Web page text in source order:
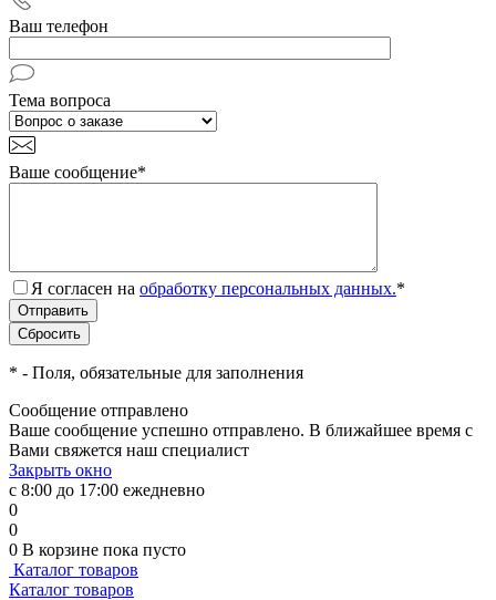
Ваш телефон
Тема вопроса
Ваше сообщение*
Я согласен на обработку персональных данных.*
* - Поля, обязательные для заполнения
Сообщение отправлено
Ваше сообщение успешно отправлено. В ближайшее время с
Вами свяжется наш специалист
Закрыть окно
с 8:00 до 17:00 ежедневно
0
0
0 В корзине пока пусто
Каталог товаров
Каталог товаров